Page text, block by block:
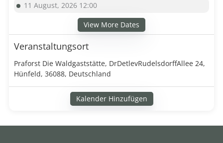
11 August, 2026 12:00
View More Dates
Veranstaltungsort
Praforst Die Waldgaststätte, DrDetlevRudelsdorffAllee 24,
Hünfeld, 36088, Deutschland
Kalender Hinzufügen